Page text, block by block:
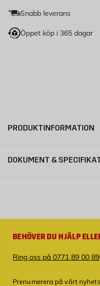
Snabb leverans
Öppet köp i 365 dagar
PRODUKTINFORMATION
DOKUMENT &
BEHÖVER DU HJÄLP
Ring oss på 0771 89 00 89
Prenumerera på vårt